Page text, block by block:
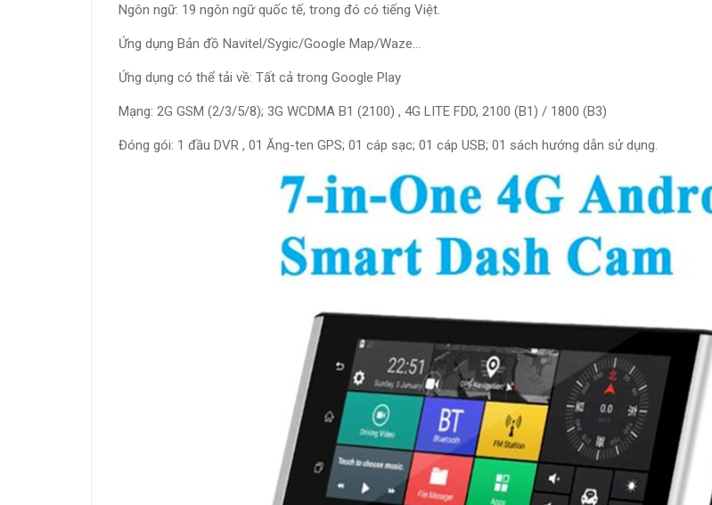
Ngôn ngữ: 19 ngôn ngữ quốc tế, trong đó có tiếng Việt.
Ứng dụng Bản đồ Navitel/Sygic/Google Map/Waze...
Ứng dụng có thể tải về: Tất cả trong Google Play
Mạng: 2G GSM (2/3/5/8); 3G WCDMA B1 (2100) , 4G LITE FDD, 2100 (B1) / 1800 (B3)
Đóng gói: 1 đầu DVR , 01 Ăng-ten GPS; 01 cáp sạc; 01 cáp USB; 01 sách hướng dẫn sử dụng.